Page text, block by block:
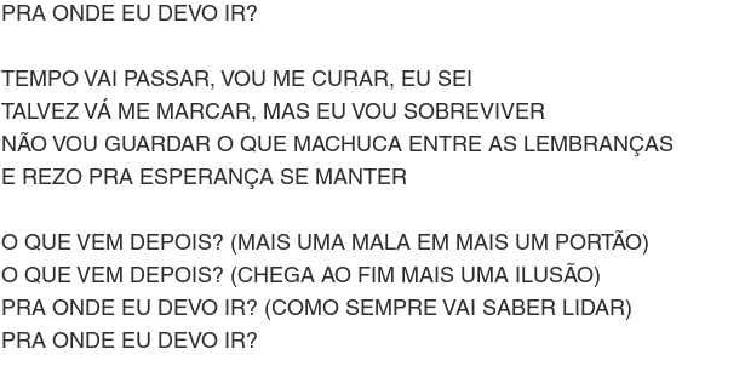
PRA ONDE EU DEVO IR?
TEMPO VAI PASSAR, VOU ME CURAR, EU SEI
TALVEZ VÁ ME MARCAR, MAS EU VOU SOBREVIVER
NÃO VOU GUARDAR O QUE MACHUCA ENTRE AS LEMBRANÇAS
E REZO PRA ESPERANÇA SE MANTER
O QUE VEM DEPOIS? (MAIS UMA MALA EM MAIS UM PORTÃO)
O QUE VEM DEPOIS? (CHEGA AO FIM MAIS UMA ILUSÃO)
PRA ONDE EU DEVO IR? (COMO SEMPRE VAI SABER LIDAR)
PRA ONDE EU DEVO IR?